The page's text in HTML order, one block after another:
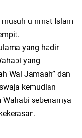
ummat Islam
yang hadir
yang
Wal Jamaah” dan
kemudian
sebenarnya